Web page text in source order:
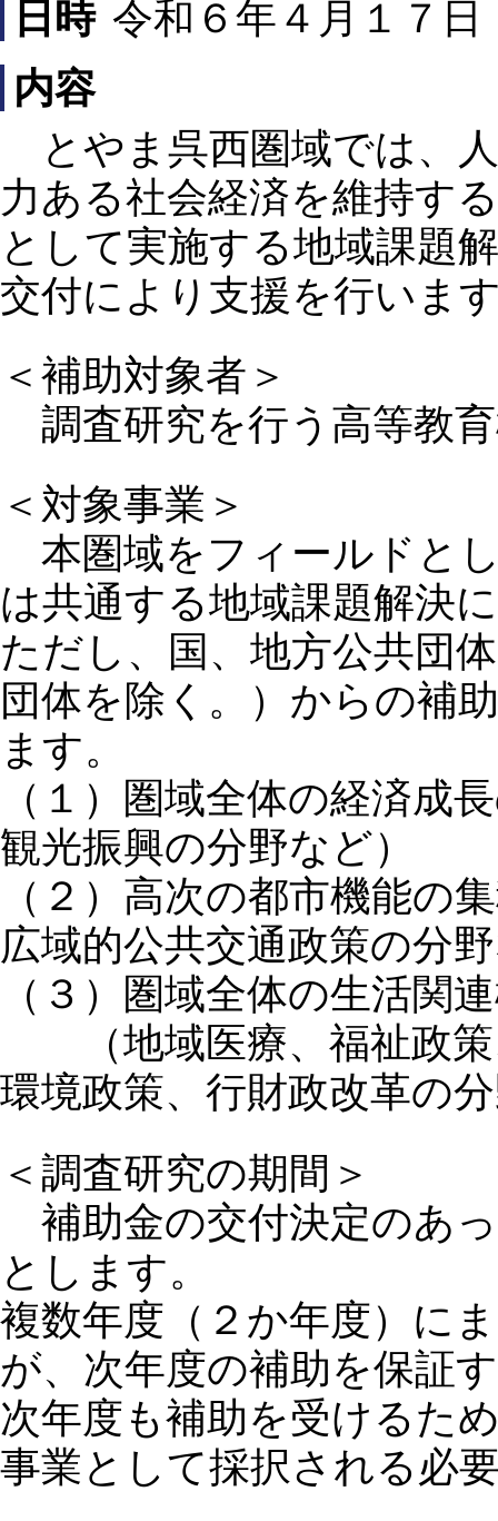
日時 令和６年４月１７
内容
とやま呉西圏域では、
力ある社会経済を維持す
として実施する地域課題
交付により支援を行いま
＜補助対象者＞
調査研究を行う高等教
＜対象事業＞
本圏域をフィールドと
は共通する地域課題解決
ただし、国、地方公共団
団体を除く。）からの補
ます。
（１）圏域全体の経済成
観光振興の分野など）
（２）高次の都市機能の
広域的公共交通政策の分
（３）圏域全体の生活関
（地域医療、福祉政策
環境政策、行財政改革の
＜調査研究の期間＞
補助金の交付決定のあ
とします。
複数年度（２か年度）に
が、次年度の補助を保証
次年度も補助を受けるた
事業として採択される必